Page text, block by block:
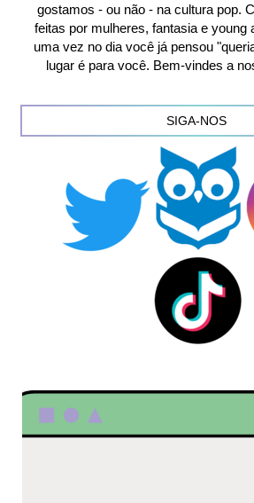
gostamos - ou não - na cultura pop.
feitas por mulheres, fantasia e young
uma vez no dia você já pensou
lugar é para você. Bem-vindes a
SIGA-NOS